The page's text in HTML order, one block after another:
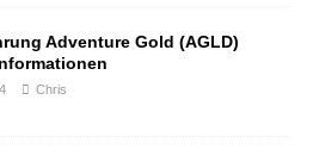
Adventure Gold (AGLD)
Chris